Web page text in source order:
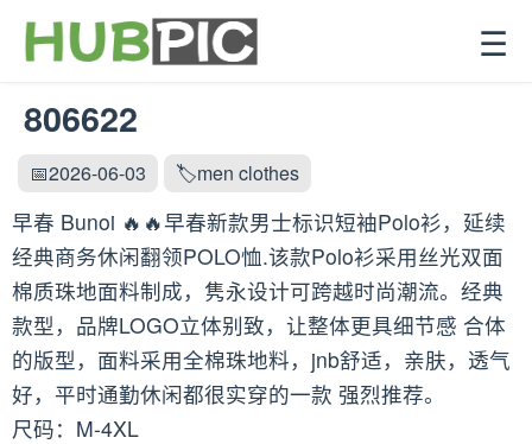
☰
806622
📅2026-06-03 🏷️men clothes
早春 Bunoi 🔥🔥早春新款男士标识短袖Polo衫，延续
经典商务休闲翻领POLO恤.该款Polo衫采用丝光双面
棉质珠地面料制成，隽永设计可跨越时尚潮流。经典
款型，品牌LOGO立体别致，让整体更具细节感 合体
的版型，面料采用全棉珠地料，jnb舒适，亲肤，透气
好，平时通勤休闲都很实穿的一款 强烈推荐。
尺码：M-4XL